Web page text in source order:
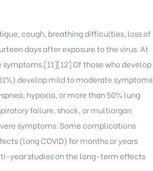
cough, breathing difficulties, loss of
days after exposure to the virus. At
Of those who develop
develop mild to moderate symptoms
hypoxia, or more than 50% lung
failure, shock, or multiorgan
symptoms. Some complications
(long COVID) for months or years
year studies on the long-term effects